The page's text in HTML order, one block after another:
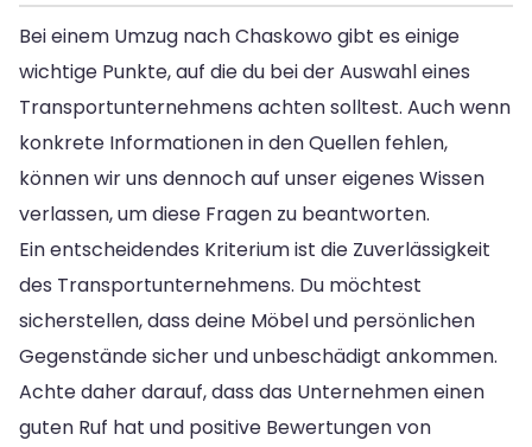
Bei einem Umzug nach Chaskowo gibt es einige
wichtige Punkte, auf die du bei der Auswahl eines
Transportunternehmens achten solltest. Auch wenn
konkrete Informationen in den Quellen fehlen,
können wir uns dennoch auf unser eigenes Wissen
verlassen, um diese Fragen zu beantworten.
Ein entscheidendes Kriterium ist die Zuverlässigkeit
des Transportunternehmens. Du möchtest
sicherstellen, dass deine Möbel und persönlichen
Gegenstände sicher und unbeschädigt ankommen.
Achte daher darauf, dass das Unternehmen einen
guten Ruf hat und positive Bewertungen von